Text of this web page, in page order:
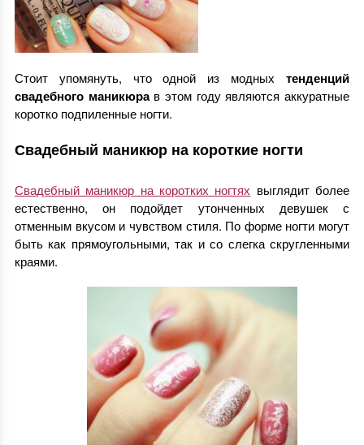
Стоит упомянуть, что одной из модныхтенденций
свадебного маникюрав этом году являются аккуратные
коротко подпиленные ногти.
Свадебный маникюр на короткие ногти
Свадебный маникюр на коротких ногтях выглядит более
естественно, он подойдет утонченных девушек с
отменным вкусом и чувством стиля. По форме ногти могут
быть как прямоугольными, так и со слегка скругленными
краями.